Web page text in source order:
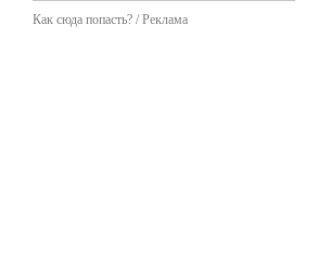
Как сюда попасть? / Реклама